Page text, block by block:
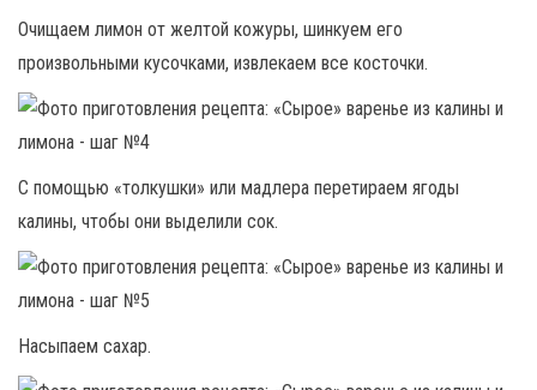
Очищаем лимон от желтой кожуры, шинкуем его
произвольными кусочками, извлекаем все косточки.
С помощью «толкушки» или мадлера перетираем ягоды
калины, чтобы они выделили сок.
Насыпаем сахар.